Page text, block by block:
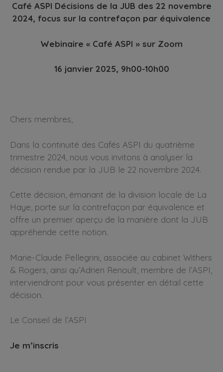
Café ASPI Décisions de la JUB des 22 novembre
2024, focus sur la contrefaçon par équivalence
Webinaire « Café ASPI » sur Zoom
16 janvier 2025, 9h00-10h00
Chers membres,
Dans la continuité des Cafés ASPI du quatrième
trimestre 2024, nous vous invitons à analyser la
décision rendue par la JUB le 22 novembre 2024.
Cette décision, émanant de la division locale de La
Haye, porte sur la contrefaçon par équivalence et
offre un premier aperçu de la manière dont la JUB
appréhende cette notion.
Marie-Claude Pellegrini, associée au cabinet Withers
& Rogers, ainsi qu’Adrien Renoult, membre de l’ASPI,
interviendront pour vous présenter en détail cette
décision.
Le Conseil de l’ASPI
Je m’inscris